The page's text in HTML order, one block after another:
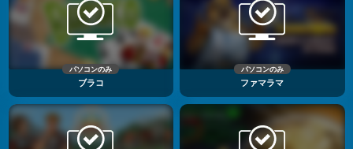
パソコンのみ
ブラコ
パソコンのみ
ファマラマ